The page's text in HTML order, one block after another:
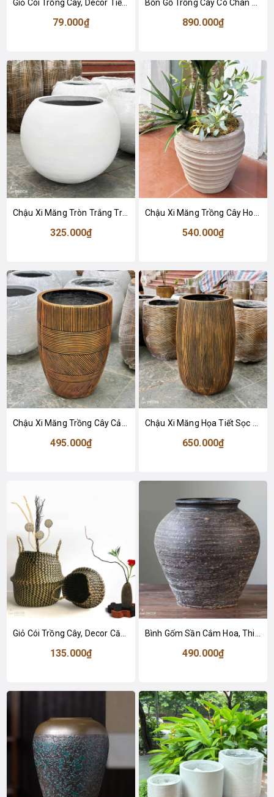
Giỏ Cói Trồng Cây, Decor Tiểu Cảnh - GC130
79.000₫ 890.000₫
Chậu Xi Măng Tròn Trắng Trồng Cây Thiết Kế Hiện Đại - CXM048
325.000₫ 540.000₫
495.000₫ 650.000₫
135.000₫ 490.000₫